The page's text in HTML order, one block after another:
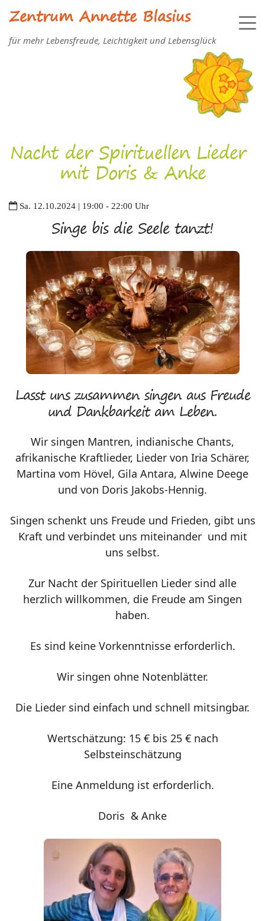
Zentrum Annette Blasius
für mehr Lebensfreude, Leichtigkeit und Lebensglück
Nacht der Spirituellen Lieder
mit Doris & Anke
Sa. 12.10.2024 | 19:00 - 22:00 Uhr
Singe bis die Seele tanzt!
Lasst uns zusammen singen aus Freude
und Dankbarkeit am Leben.
Wir singen Mantren, indianische Chants,
afrikanische Kraftlieder, Lieder von Iria Schärer,
Martina vom Hövel, Gila Antara, Alwine Deege
und von Doris Jakobs-Hennig.
Singen schenkt uns Freude und Frieden, gibt uns
Kraft und verbindet uns miteinander und mit
uns selbst.
Zur Nacht der Spirituellen Lieder sind alle
herzlich willkommen, die Freude am Singen
haben.
Es sind keine Vorkenntnisse erforderlich.
Wir singen ohne Notenblätter.
Die Lieder sind einfach und schnell mitsingbar.
Wertschätzung: 15 € bis 25 € nach
Selbsteinschätzung
Eine Anmeldung ist erforderlich.
Doris & Anke